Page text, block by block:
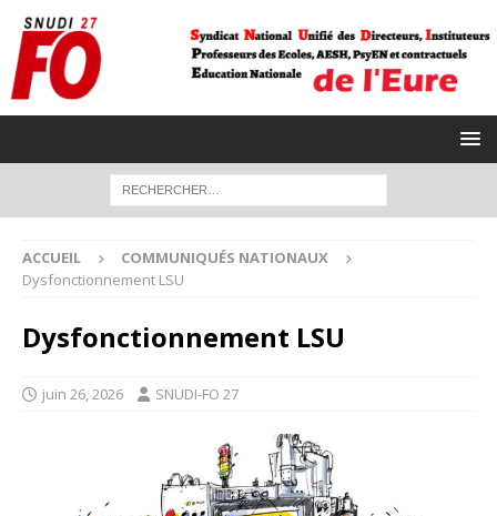
ACCUEIL
COMMUNIQUÉS NATIONAUX
Dysfonctionnement LSU
Dysfonctionnement LSU
juin 26, 2026 SNUDI-FO 27